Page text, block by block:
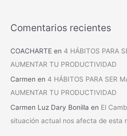
Comentarios recientes
COACHARTE en4 HÁBITOS PARA
AUMENTAR TU PRODUCTIVIDAD
Carmen en4 HÁBITOS PARA SER
AUMENTAR TU PRODUCTIVIDAD
Carmen Luz Dary Bonilla en El
situación actual nos afecta de esta